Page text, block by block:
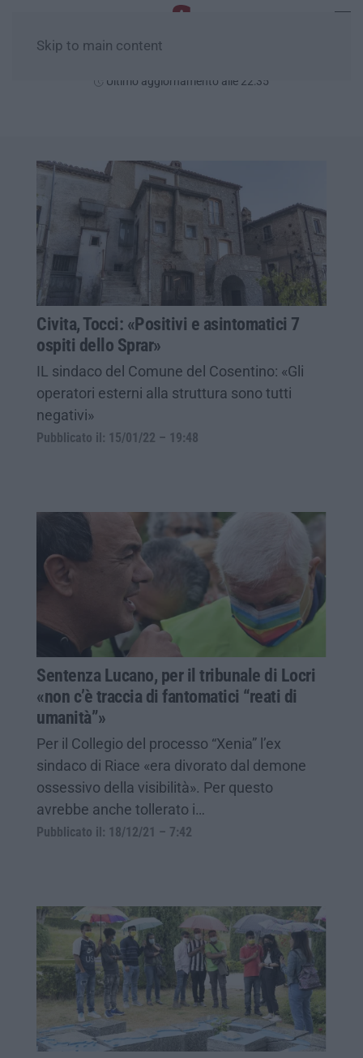
Skip to main content
Ultimo aggiornamento alle 22:35
Civita, Tocci: «Positivi e asintomatici 7
ospiti dello Sprar»
IL sindaco del Comune del Cosentino: «Gli
operatori esterni alla struttura sono tutti
negativi»
Pubblicato il: 15/01/22 – 19:48
Sentenza Lucano, per il tribunale di Locri
«non c’è traccia di fantomatici “reati di
umanità”»
Per il Collegio del processo “Xenia” l’ex
sindaco di Riace «era divorato dal demone
ossessivo della visibilità». Per questo
avrebbe anche tollerato i…
Pubblicato il: 18/12/21 – 7:42